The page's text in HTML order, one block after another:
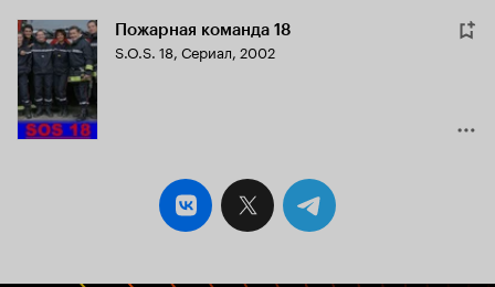
Пожарная команда 18
S.O.S. 18, Сериал, 2002